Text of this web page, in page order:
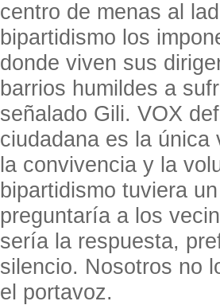
centro de menas al
bipartidismo los
donde viven sus
barrios humildes a
señalado Gili. VOX
ciudadana es la
la convivencia y la
bipartidismo tuviera
preguntaría a los
sería la respuesta,
silencio. Nosotros no
el portavoz.